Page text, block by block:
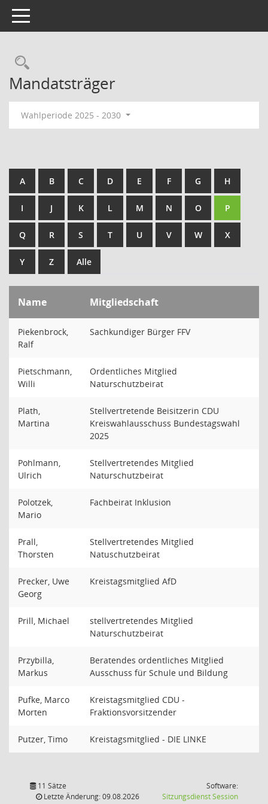
Toggle navigation
Rechercheauswahl
Mandatsträger
Wahlperiode 2025 - 2030
A B C D E F G H
I J K L M N O P
Q R S T U V W X
Y Z Alle
Name Mitgliedschaft
Piekenbrock,
Ralf
Sachkundiger Bürger FFV
Pietschmann,
Willi
Ordentliches Mitglied
Naturschutzbeirat
Plath,
Martina
Stellvertretende Beisitzerin CDU
Kreiswahlausschuss Bundestagswahl
2025
Pohlmann,
Ulrich
Stellvertretendes Mitglied
Naturschutzbeirat
Polotzek,
Mario
Fachbeirat Inklusion
Prall,
Thorsten
Stellvertretendes Mitglied
Natuschutzbeirat
Precker, Uwe
Georg
Kreistagsmitglied AfD
Prill, Michael
stellvertretendes Mitglied
Naturschutzbeirat
Przybilla,
Markus
Beratendes ordentliches Mitglied
Ausschuss für Schule und Bildung
Pufke, Marco
Morten
Kreistagsmitglied CDU -
Fraktionsvorsitzender
Putzer, Timo Kreistagsmitglied - DIE LINKE
11 Sätze
Letzte Änderung: 09.08.2026
Software:
SitzungsdienstSession(Wird in